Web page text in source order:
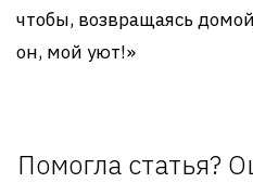
чтобы, возвращаясь
он, мой уют!»
Помогла статья?